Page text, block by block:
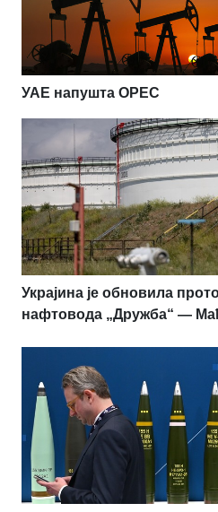
УАЕ напушта OPEC
Украјина је обновила
нафтовода „Дружба“ —